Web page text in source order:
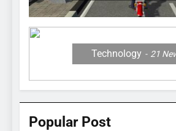
Technology 21
Popular Post
12 Fakta
Jerapah
ANIMALS
1
Antelope, Si